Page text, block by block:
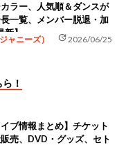
ラー、人気順＆ダンスが
一覧、メンバー脱退・加
】
ャニーズ） update2026/06/25
！
ブ情報まとめ】チケット
売、DVD・グッズ、セト